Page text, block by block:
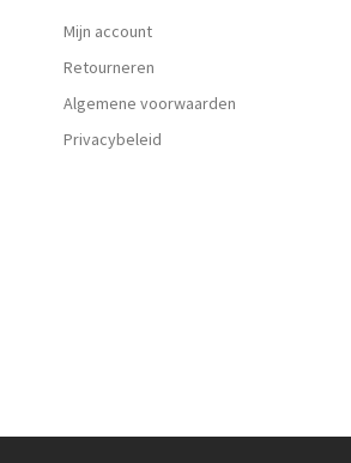
Mijn account
Retourneren
Algemene voorwaarden
Privacybeleid